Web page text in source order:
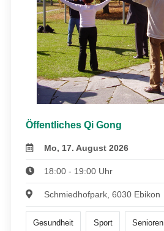
Öffentliches Qi Gong
Mo, 17. August 2026
18:00 - 19:00 Uhr
Schmiedhofpark, 6030 Ebikon
Gesundheit Sport Senioren